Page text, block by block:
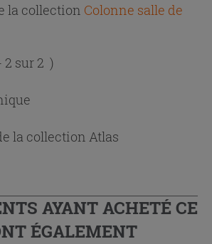
la collection Colonne salle de
2 sur 2 )
la collection Atlas
AYANT ACHETÉ CE
ÉGALEMENT